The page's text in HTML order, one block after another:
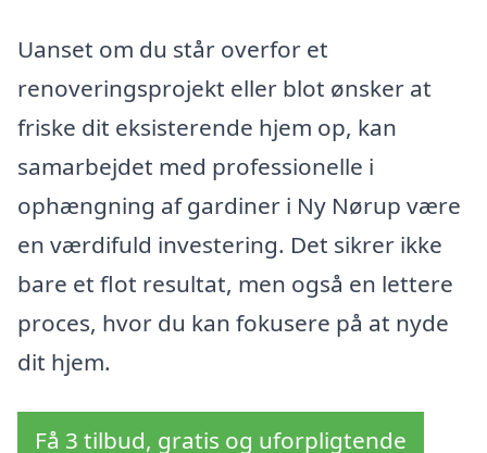
Uanset om du står overfor et
renoveringsprojekt eller blot ønsker at
friske dit eksisterende hjem op, kan
samarbejdet med professionelle i
ophængning af gardiner i Ny Nørup være
en værdifuld investering. Det sikrer ikke
bare et flot resultat, men også en lettere
proces, hvor du kan fokusere på at nyde
dit hjem.
Få 3 tilbud, gratis og uforpligtende